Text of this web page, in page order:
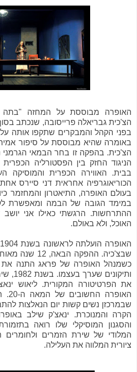
האופרה מבוססת על המחזה "בתה
בפני הקהל והמבקרים שתקפו אותה
באומרה שהיא מבוססת על סיפור
הצ'כית. בהפקה זו בחר הבמאי הגרמני
הניגוד החזק בין הפסטורליה
בבית. האווירה הכפרית והמוסיקה
הכוריאוגרפיה אחראית דני סיירס
בעולם האופרה, התיאטרון והמחזמר
במימד הגובה של הבמה ומאפשרת
ההתרחשות. הרגשתי כאילו אני
האוכל, ולא באולם.
שבצ'כיה. ההפקה
כשמנהל האופרה של פראג התנה את
את הפרטיטורה המקורית. ליאוש
שבמרכזן נשים קשות יום הנאלצות
הקרה והמנוכרת. ינאצ'ק שילב
והסגנון המוסיקלי שלו רואה
המלודי של שירת הזמרים ולחומרים
ציורית המלווה את העלילה.